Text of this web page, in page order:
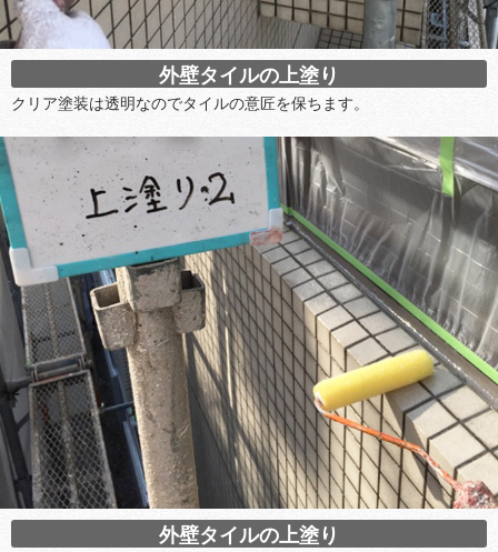
外壁タイルの上塗り
クリア塗装は透明なのでタイルの意匠を保ちます。
外壁タイルの上塗り